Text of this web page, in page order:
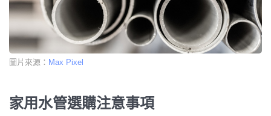
圖片來源： Max Pixel
家用水管選購注意事項